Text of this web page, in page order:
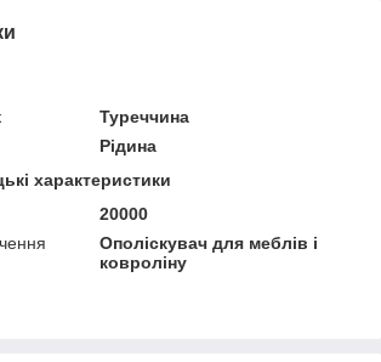
Туреччина
Рідина
характеристики
20000
Ополіскувач для меблів і
ковроліну